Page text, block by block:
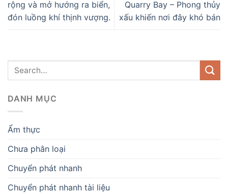
rộng và mở hướng ra biển,
đón luồng khí thịnh vượng.
Quarry Bay – Phong thủy
xấu khiến nơi đây khó bán
DANH MỤC
Ẩm thực
Chưa phân loại
Chuyển phát nhanh
Chuyển phát nhanh tài liệu